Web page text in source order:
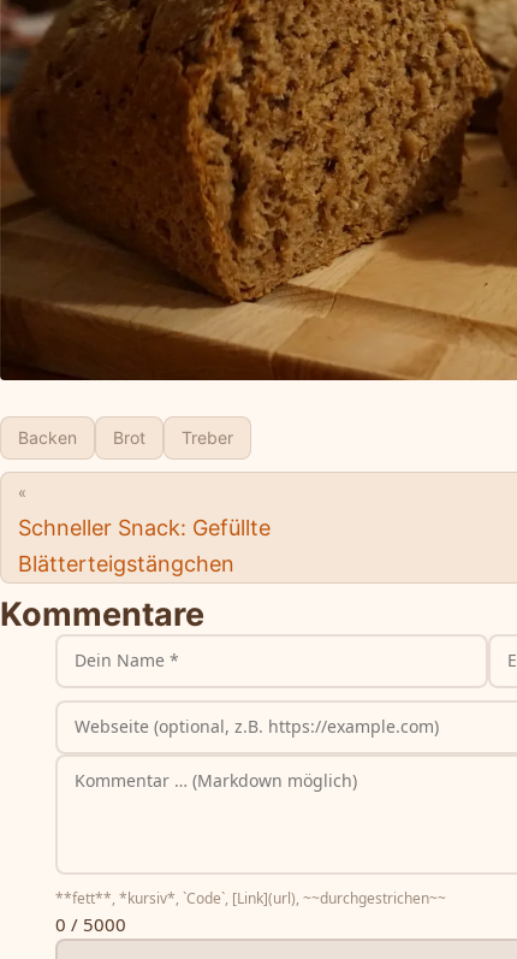
Backen Brot Treber
«
Schneller Snack: Gefüllte
Blätterteigstängchen
Kommentare
**fett**, *kursiv*, `Code`, [Link](url), ~~durchgestrichen~~
0 / 5000